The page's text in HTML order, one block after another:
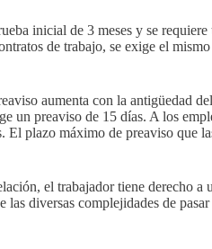
inicial de 3 meses y se
de trabajo, se exige el
aumenta con la antigüedad
un preaviso de 15 días. A los
plazo máximo de preaviso que
el trabajador tiene derecho a
diversas complejidades de